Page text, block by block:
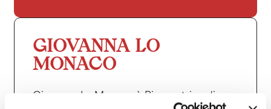
GIOVANNA LO
MONACO
Giovanna Lo Monaco è Ricercatrice di